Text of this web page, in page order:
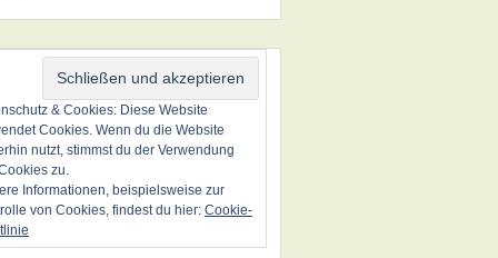
& Cookies: Diese Website
Cookies. Wenn du die Website
nutzt, stimmst du der Verwendung
zu.
Informationen, beispielsweise zur
von Cookies, findest du hier: Cookie-